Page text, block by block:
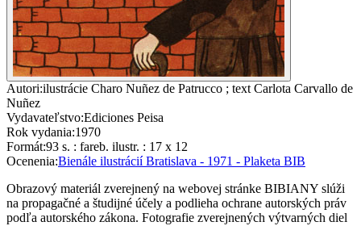
Autori:ilustrácie Charo Nuñez de Patrucco ; text Carlota Carvallo de
Nuñez
Vydavateľstvo:Ediciones Peisa
Rok vydania:1970
Formát:93 s. : fareb. ilustr. : 17 x 12
Ocenenia:Bienále ilustrácií Bratislava - 1971 - Plaketa BIB
Obrazový materiál zverejnený na webovej stránke BIBIANY slúži
na propagačné a študijné účely a podlieha ochrane autorských práv
podľa autorského zákona. Fotografie zverejnených výtvarných diel